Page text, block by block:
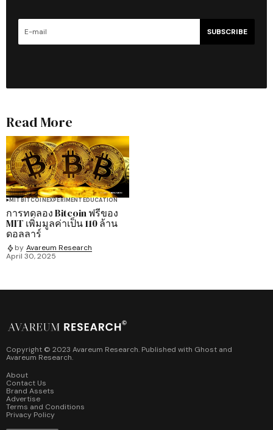
SUBSCRIBE
Read More
MITBITCOINEXPERIMENTEDUCATION
การทดลอง Bitcoin ฟรีของ
MIT เพิ่มมูลค่าเป็น 110 ล้าน
ดอลลาร์
by Avareum Research
April 30, 2025
Copyright © 2023 Avareum Research. Published with Ghost and
Avareum Research.
About
Contact Us
Brand Assets
Advertise
Terms and Conditions
Privacy Policy